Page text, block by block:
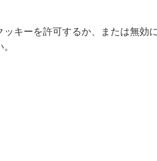
キーを許可するか、または無